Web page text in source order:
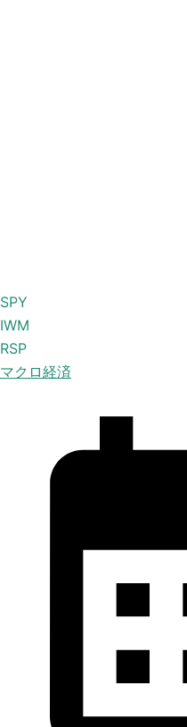
SPY
IWM
RSP
マクロ経済